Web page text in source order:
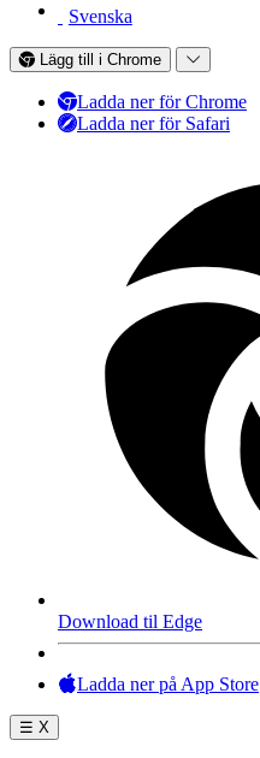
Svenska
Lägg till i Chrome
Ladda ner för Chrome
Ladda ner för Safari
Download til Edge
Ladda ner på App Store
☰ X